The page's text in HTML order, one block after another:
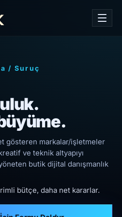
/ Suruç
gösteren markalar/işletmeler
ve teknik altyapıyı
butik dijital danışmanlık
bütçe, daha net kararlar.